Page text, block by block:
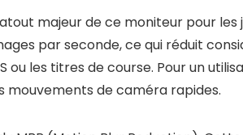
majeur de ce moniteur pour
par seconde, ce qui réduit
ou les titres de course. Pour un
mouvements de caméra rapides.